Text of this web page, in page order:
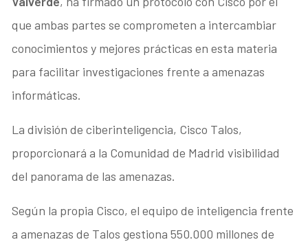
que ambas partes se comprometen a intercambiar
conocimientos y mejores prácticas en esta materia
para facilitar investigaciones frente a amenazas
informáticas.
La división de ciberinteligencia, Cisco Talos,
proporcionará a la Comunidad de Madrid visibilidad
del panorama de las amenazas.
Según la propia Cisco, el equipo de inteligencia frente
a amenazas de Talos gestiona 550.000 millones de